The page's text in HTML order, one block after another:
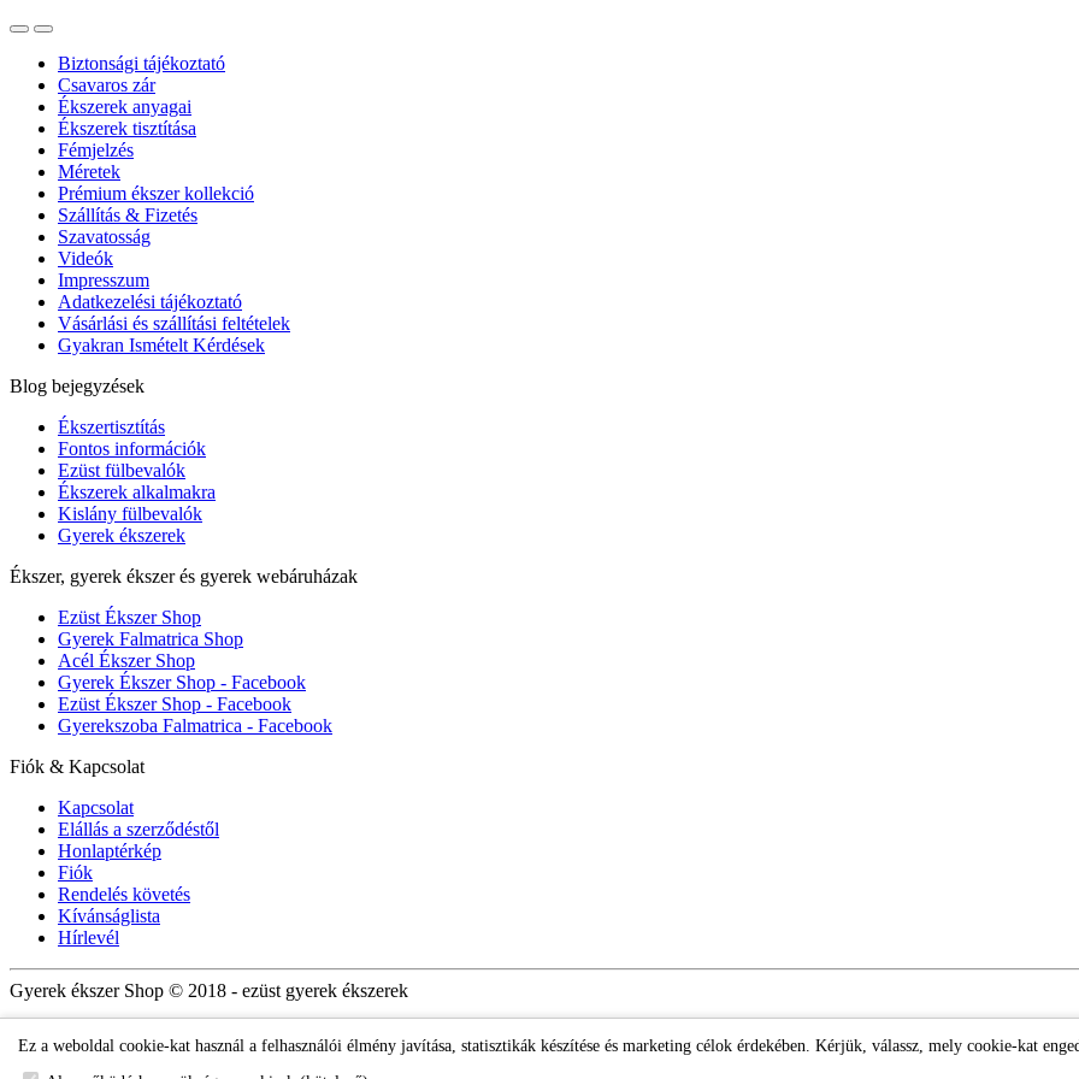
Biztonsági tájékoztató
Csavaros zár
Ékszerek anyagai
Ékszerek tisztítása
Fémjelzés
Méretek
Prémium ékszer kollekció
Szállítás & Fizetés
Szavatosság
Videók
Impresszum
Adatkezelési tájékoztató
Vásárlási és szállítási feltételek
Gyakran Ismételt Kérdések
Blog bejegyzések
Ékszertisztítás
Fontos információk
Ezüst fülbevalók
Ékszerek alkalmakra
Kislány fülbevalók
Gyerek ékszerek
Ékszer, gyerek ékszer és gyerek webáruházak
Ezüst Ékszer Shop
Gyerek Falmatrica Shop
Acél Ékszer Shop
Gyerek Ékszer Shop - Facebook
Ezüst Ékszer Shop - Facebook
Gyerekszoba Falmatrica - Facebook
Fiók & Kapcsolat
Kapcsolat
Elállás a szerződéstől
Honlaptérkép
Fiók
Rendelés követés
Kívánságlista
Hírlevél
Gyerek ékszer Shop © 2018 - ezüst gyerek ékszerek
Ez a weboldal cookie-kat használ a felhasználói élmény javítása, statisztikák készítése és marketing célok érdekében. Kérjük, válassz, mely cookie-kat